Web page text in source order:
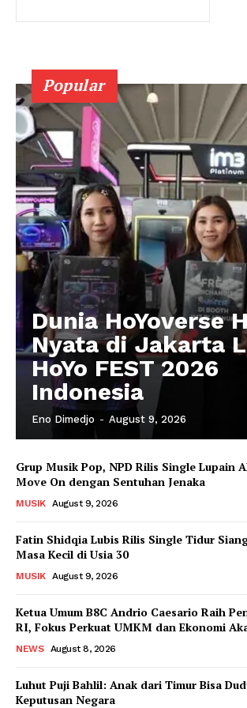
Popular
Dunia HoYoverse
Nyata di Jakarta
HoYo FEST 2026
Indonesia
Eno Dimedjo - August 9, 2026
Grup Musik Pop, NPD Rilis Single Lupain
Move On dengan Sentuhan Jenaka
MUSIK August 9, 2026
Fatin Shidqia Lubis Rilis Single Tidur
Masa Kecil di Usia 30
MUSIK August 9, 2026
Ketua Umum B8C Andrio Caesario Raih
RI, Fokus Perkuat UMKM dan Ekonomi
NEWS August 8, 2026
Luhut Puji Bahlil: Anak dari Timur Bisa
Keputusan Negara